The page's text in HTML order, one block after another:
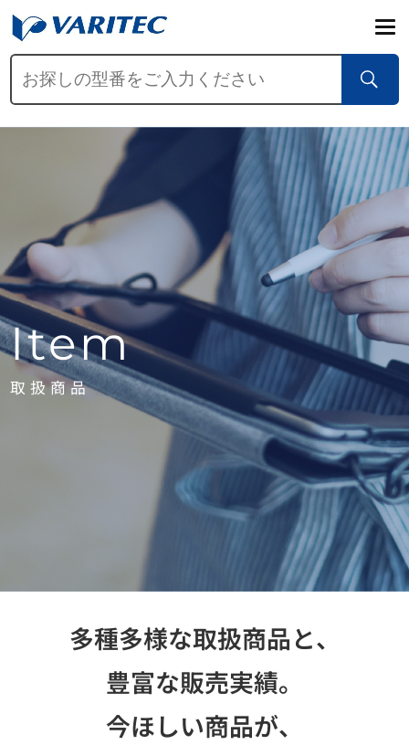
Item
取扱商品
多種多様な取扱商品と、
豊富な販売実績。
今ほしい商品が、
お問い合わせ